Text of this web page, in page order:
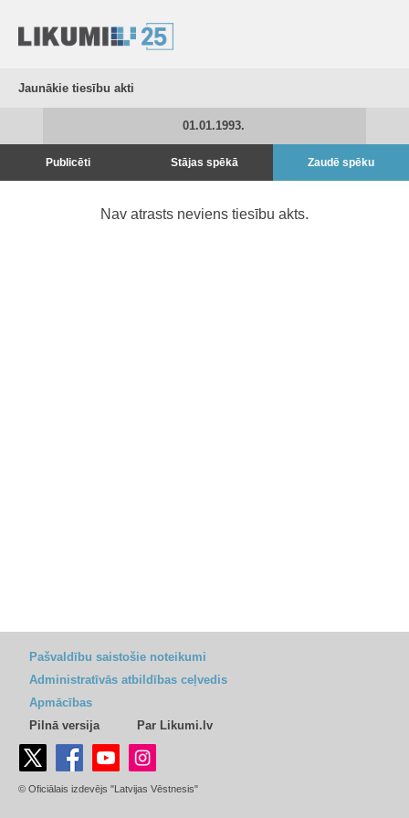
Jaunākie tiesību akti
01.01.1993.
Publicēti Stājas spēkā Zaudē spēku
Nav atrasts neviens tiesību akts.
Pašvaldību saistošie noteikumi
Administratīvās atbildības ceļvedis
Apmācības
Pilnā versija
Par Likumi.lv
© Oficiālais izdevējs "Latvijas Vēstnesis"